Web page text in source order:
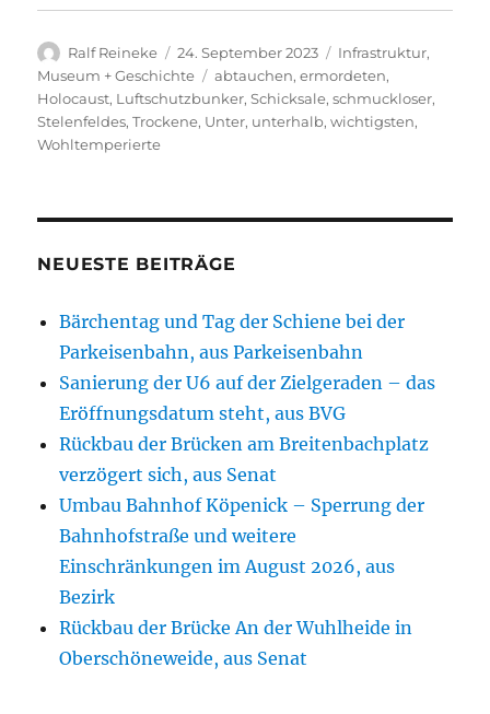
Autor
Ralf Reineke
Veröffentlicht
am
24. September 2023 Kategorien
Infrastruktur,
Museum + Geschichte
Schlagwörter
abtauchen,ermordeten,
Holocaust, Luftschutzbunker,Schicksale,schmuckloser,
Stelenfeldes,Trockene, Unter, unterhalb,wichtigsten,
Wohltemperierte
NEUESTE BEITRÄGE
Bärchentag und Tag der Schiene bei der
Parkeisenbahn, aus Parkeisenbahn
Sanierung der U6 auf der Zielgeraden – das
Eröffnungsdatum steht, aus BVG
Rückbau der Brücken am Breitenbachplatz
verzögert sich, aus Senat
Umbau Bahnhof Köpenick – Sperrung der
Bahnhofstraße und weitere
Einschränkungen im August 2026, aus
Bezirk
Rückbau der Brücke An der Wuhlheide in
Oberschöneweide, aus Senat